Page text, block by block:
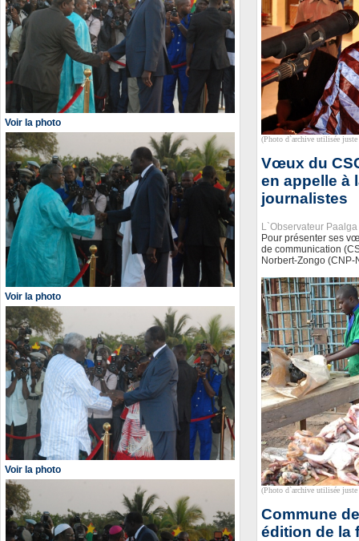
Voir la photo
Voir la photo
Voir la photo
(Photo d`archive utilisée
Vœux du
en appelle à
journalistes
L`Observateur
Pour présenter ses
de communication
Norbert-Zongo (CNP-
(Photo d`archive utilisée
Commune
édition de la